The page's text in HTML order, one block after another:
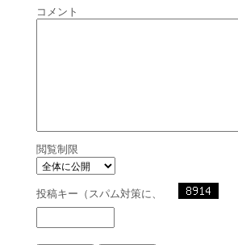
コメント
閲覧制限
投稿キー（スパム対策に、